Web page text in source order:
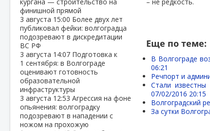
финишной прямой
3 августа 15:00 Более двух лет
публиковал фейки: волгоградца
подозревают в дискредитации
ВС РФ
3 августа 14:07 Подготовка к
1 сентября: в Волгограде
оценивают готовность
образовательной
инфраструктуры
3 августа 12:53 Агрессия на фоне
опьянения: волгоградку
подозревают в нападении с
ножом на прохожую
Еще по теме:
В Волгограде
06:21
Речпорт и
Стали
07/02/2016 20:15
Волгоградский
За сутки